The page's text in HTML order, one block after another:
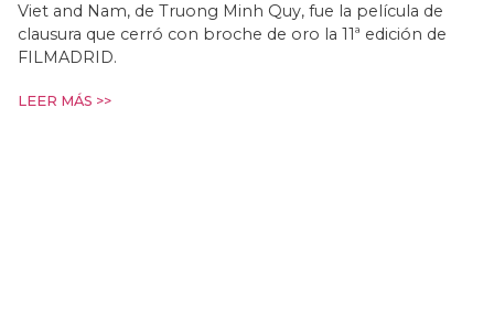
Viet and Nam, de Truong Minh Quy, fue la película de
clausura que cerró con broche de oro la 11ª edición de
FILMADRID.
LEER MÁS >>